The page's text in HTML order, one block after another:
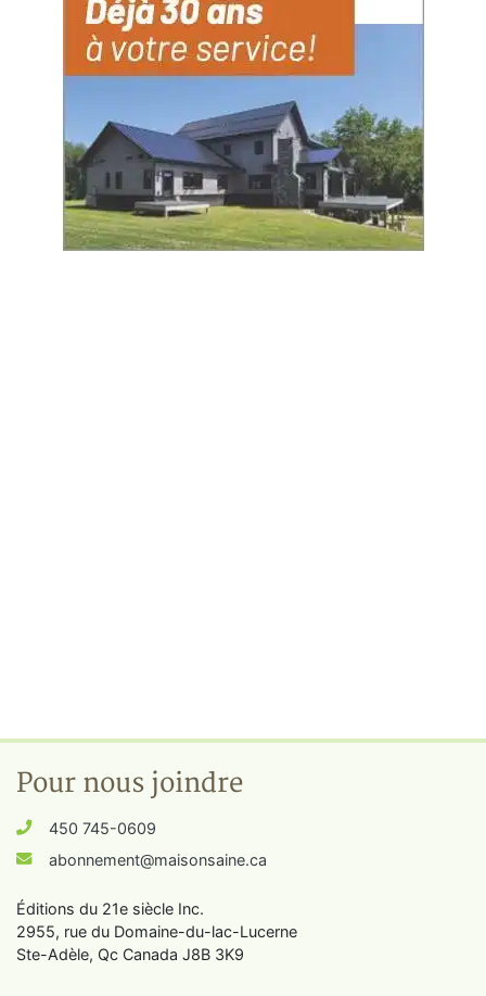
Pour nous joindre
450 745-0609
abonnement@maisonsaine.ca
Éditions du 21e siècle Inc.
2955, rue du Domaine-du-lac-Lucerne
Ste-Adèle, Qc Canada J8B 3K9